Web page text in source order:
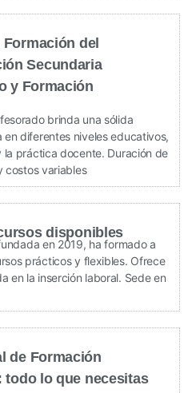
del
Secundaria
y Formación
brinda una sólida
diferentes niveles educativos,
práctica docente. Duración de
costos variables
disponibles
en 2019, ha formado a
prácticos y flexibles. Ofrece
en la inserción laboral. Sede en
de Formación
todo lo que necesitas